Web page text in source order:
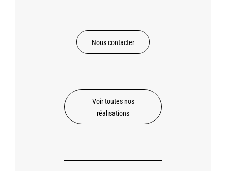
Nous contacter
Voir toutes nos
réalisations